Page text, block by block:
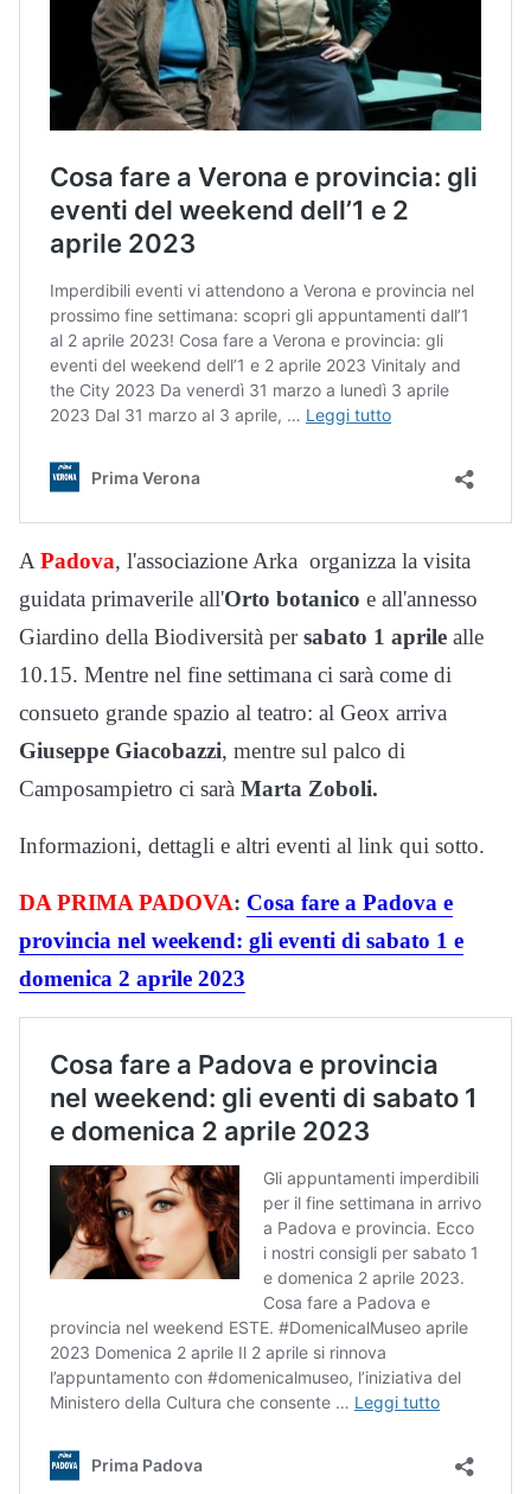
A Padova, l'associazione Arka organizza la visita
guidata primaverile all'Orto botanico e all'annesso
Giardino della Biodiversità persabato 1 aprile alle
10.15. Mentre nel fine settimana ci sarà come di
consueto grande spazio al teatro: al Geox arriva
Giuseppe Giacobazzi, mentre sul palco di
Camposampietro ci sarà Marta Zoboli.
Informazioni, dettagli e altri eventi al link qui sotto.
DA PRIMA PADOVA: Cosa fare a Padova e
provincia nel weekend: gli eventi di sabato 1 e
domenica 2 aprile 2023